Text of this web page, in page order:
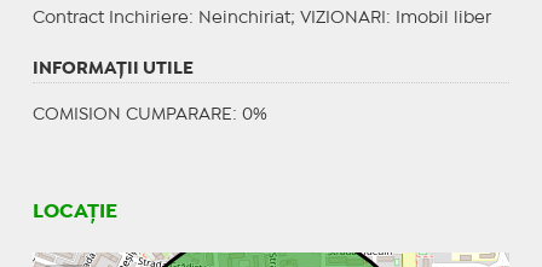
Contract Inchiriere: Neinchiriat; VIZIONARI : Imobil liber
INFORMAŢII UTILE
COMISION CUMPARARE: 0%
LOCAȚIE